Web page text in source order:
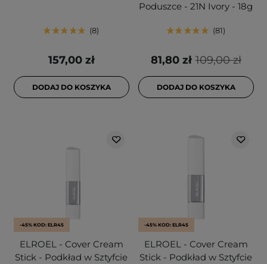
8
157,00 zł
DODAJ DO KOSZYKA
Poduszce - 21N Ivory - 18g
81
109,00 zł
81,80 zł
DODAJ DO KOSZYKA
-45% KOD: ELR45
ELROEL - Cover Cream
Stick - Podkład w Sztyfcie
-45% KOD: ELR45
ELROEL - Cover Cream
Stick - Podkład w Sztyfcie